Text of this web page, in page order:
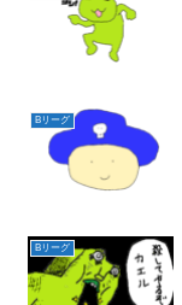
Bリーグ
Bリーグ